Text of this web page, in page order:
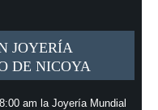
JOYERÍA
DE NICOYA
am la Joyería Mundial